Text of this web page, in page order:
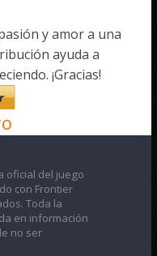
y amor a una
ayuda a
¡Gracias!
oficial del juego
con Frontier
Toda la
en información
no ser